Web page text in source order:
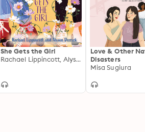
She Gets the Girl
Rachael Lippincott, Alyson Derrick
Love & Other
Disasters
Misa Sugiura